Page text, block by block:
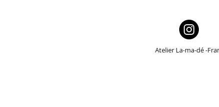
Atelier La-ma-dé -